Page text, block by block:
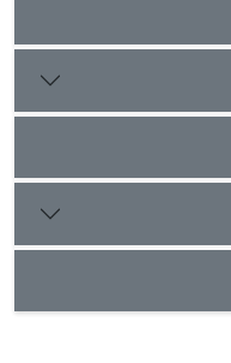
که این شناخت در قالب